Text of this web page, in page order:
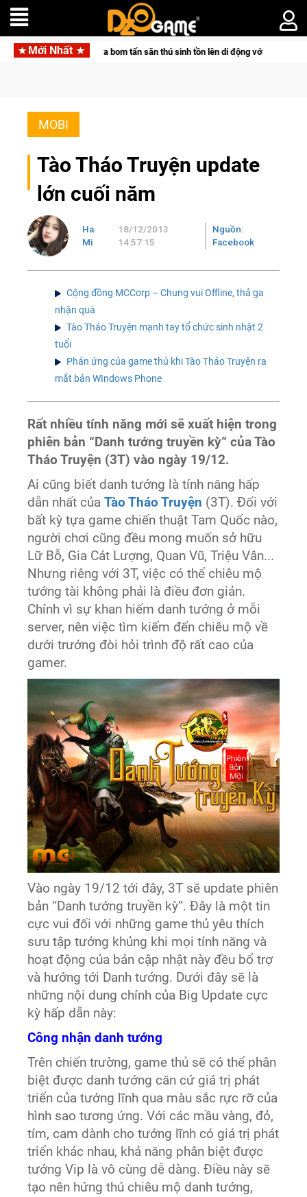
Mới Nhất
đưa bom tấn săn thú sinh tồn lên di động với tên gọi Palworld Online
MOBI
Tào Tháo Truyện update
lớn cuối năm
Ha
Mi
18/12/2013
14:57:15
Nguồn:
Facebook
Cộng đồng MCCorp – Chung vui Offline, thả ga
nhận quà
Tào Tháo Truyện mạnh tay tổ chức sinh nhật 2
tuổi
Phản ứng của game thủ khi Tào Tháo Truyện ra
mắt bản WIndows Phone
Rất nhiều tính năng mới sẽ xuất hiện trong
phiên bản “Danh tướng truyền kỳ” của Tào
Tháo Truyện (3T) vào ngày 19/12.
Ai cũng biết danh tướng là tính năng hấp
dẫn nhất củaTào Tháo Truyện (3T). Đối với
bất kỳ tựa game chiến thuật Tam Quốc nào,
người chơi cũng đều mong muốn sở hữu
Lữ Bỗ, Gia Cát Lượng, Quan Vũ, Triệu Vân...
Nhưng riêng với 3T, việc có thể chiêu mộ
tướng tài không phải là điều đơn giản.
Chính vì sự khan hiếm danh tướng ở mỗi
server, nên việc tìm kiếm đến chiêu mộ về
dưới trướng đòi hỏi trình độ rất cao của
gamer.
Vào ngày 19/12 tới đây, 3T sẽ update phiên
bản “Danh tướng truyền kỳ”. Đây là một tin
cực vui đối với những game thủ yêu thích
sưu tập tướng khủng khi mọi tính năng và
hoạt động của bản cập nhật này đều bổ trợ
và hướng tới Danh tướng. Dưới đây sẽ là
những nội dung chính của Big Update cực
kỳ hấp dẫn này:
Công nhận danh tướng
Trên chiến trường, game thủ sẽ có thể phân
biệt được danh tướng căn cứ giá trị phát
triển của tướng lĩnh qua màu sắc rực rỡ của
hình sao tương ứng. Với các mầu vàng, đỏ,
tím, cam dành cho tướng lĩnh có giá trị phát
triển khác nhau, khả năng phân biệt được
tướng Vip là vô cùng dễ dàng. Điều này sẽ
tạo nên hứng thú chiêu mộ danh tướng,